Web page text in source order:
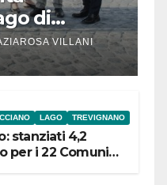
di
VILLANI
LAGO TREVIGNANO
stanziati 4,2
per i 22 Comuni